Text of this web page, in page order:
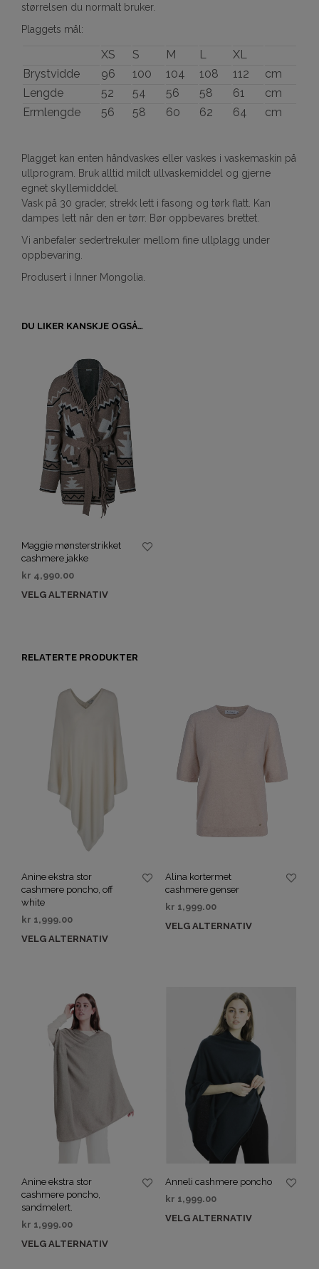
størrelsen du normalt bruker.
Plaggets mål:
XS S M L
XL
Brystvidde
96 100 104 108 112
cm
Lengde
52 54 56 58 61
cm
Ermlengde
56 58 60 62 64 cm
Plagget kan enten håndvaskes eller vaskes i vaskemaskin på
ullprogram. Bruk alltid mildt ullvaskemiddel og gjerne
egnet skyllemidddel.
Vask på 30 grader, strekk lett i fasong og tørk flatt. Kan
dampes lett når den er tørr. Bør oppbevares brettet.
Vi anbefaler sedertrekuler mellom fine ullplagg under
oppbevaring.
Produsert i Inner Mongolia.
DU LIKER KANSKJE OGSÅ…
Maggie mønsterstrikket
cashmere jakke
kr 4,990.00
VELG ALTERNATIV
RELATERTE PRODUKTER
Anine ekstra stor
cashmere poncho, off
white
kr 1,999.00
VELG ALTERNATIV
Alina kortermet
cashmere genser
kr 1,999.00
VELG ALTERNATIV
Anine ekstra stor
cashmere poncho,
sandmelert.
kr 1,999.00
VELG ALTERNATIV
Anneli cashmere poncho
kr 1,999.00
VELG ALTERNATIV